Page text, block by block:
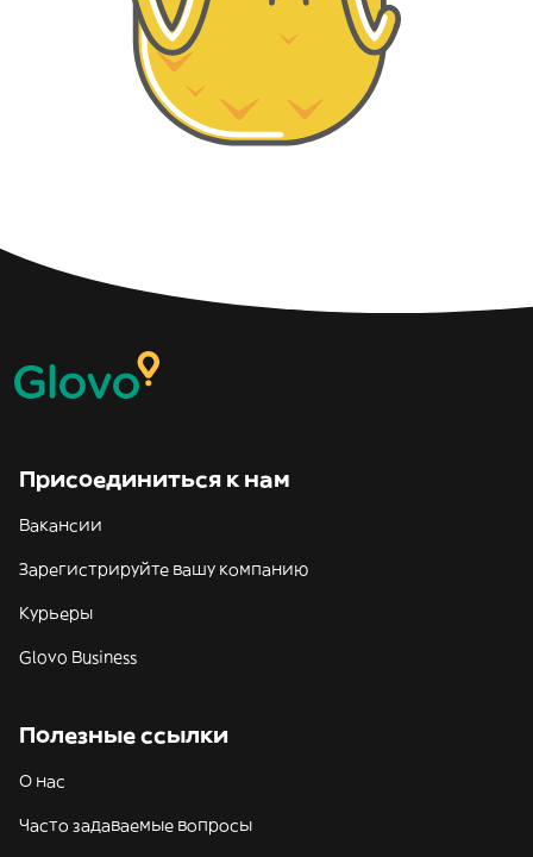
Присоединиться к нам
Вакансии
Зарегистрируйте вашу компанию
Курьеры
Glovo Business
Полезные ссылки
О нас
Часто задаваемые вопросы